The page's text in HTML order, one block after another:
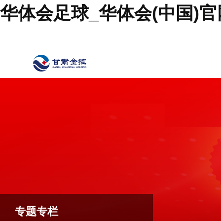
华体会足球_华体会(中国)
专题专栏